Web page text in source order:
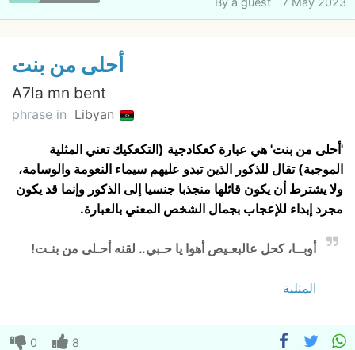
أحلى من بنت
A7la mn bent
phrase in Libyan
'أحلى من بنت' هي عبارة كعكادجية (التكعكيك تعني المثلية
الموجبة) تقال للذكور الذين تبدو عليهم سيماء النعومة والوسامة،
ولا يشترط أن يكون قائلها منجذبا جنسيا إلى الذكور وإنما قد يكون
مجرد إبداء للإعجاب بجمال الشخص المعني بالعبارة.
أوبــا، كحل عالبعـيص أهوا يا حـبي.. لقنه أحـلى من بنـت!
المثلية
0
8